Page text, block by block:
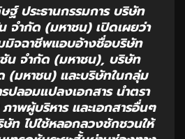
ประธานกรรมการ บริษัท
จำกัด (มหาชน) เปิดเผยว่า
จฉาชีพแอบอ้างชื่อบริษัท
น จำกัด (มหาชน), บริษัท
(มหาชน) และบริษัทในกลุ่ม
ปลอมแปลงเอกสาร นำตรา
พผู้บริหาร และเอกสารอื่นๆ
ท ไปใช้หลอกลวงชักชวนให้